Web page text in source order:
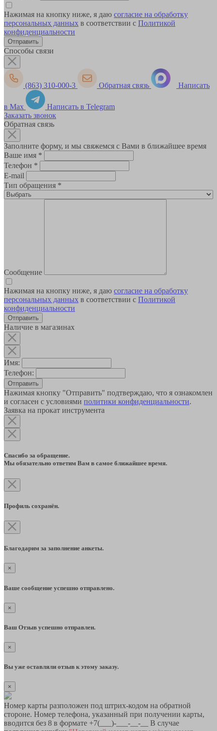
Нажимая на кнопку ниже, я даю согласие на обработку
персональных данных в соответствии с Политикой
конфиденциальности
Способы связи
(863) 310-000-3 Обратная связь Написать
в Max
Написать в Telegram
Заказать звонок
Обратная связь
Заполните форму, и мы свяжемся с Вами в ближайшее время
Ваше имя *
Телефон *
E-mail
Тип обращения *
Сообщение
Нажимая на кнопку ниже, я даю согласие на обработку
персональных данных в соответствии с Политикой
конфиденциальности
Наличие в магазинах
Имя:
Телефон:
Отправить
Нажимая кнопку "Отправить" подтверждаю, что я ознакомлен
и согласен с условиями политики конфиденциальности.
Заявка на прокат инструмента
Спасибо за обращение.
Мы обязательно ответим Вам в самое ближайшее время.
Профиль сохранён.
Благодарим за заполнение анкеты.
×
Ваше сообщение успешно отправлено.
×
Ваш Отзыв успешно отправлен.
×
Вы уже оставляли отзыв к этому заказу.
×
Номер карты разположен под штрих-кодом на обратной
стороне. Номер телефона, указанный при получении карты,
вводится без 8 в формате +7(___)-___-__-__ В случае